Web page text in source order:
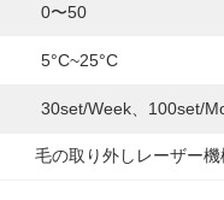
0〜50
5°c~25°c
30set/week、100set/
毛の取り外しレーザー機